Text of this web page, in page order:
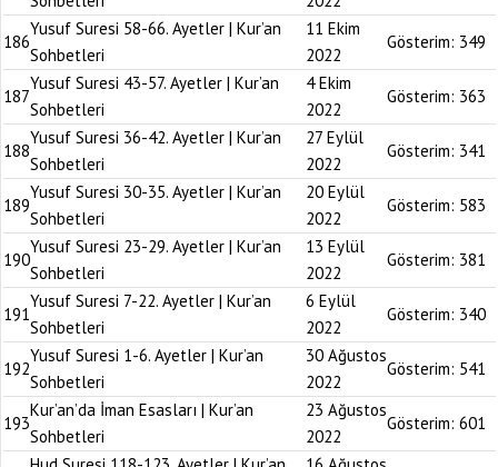
186
Yusuf Suresi 58-66. Ayetler | Kur’an
Sohbetleri
11 Ekim
2022
Gösterim: 349
187
Yusuf Suresi 43-57. Ayetler | Kur’an
Sohbetleri
4 Ekim
2022
Gösterim: 363
188
Yusuf Suresi 36-42. Ayetler | Kur’an
Sohbetleri
27 Eylül
2022
Gösterim: 341
189
Yusuf Suresi 30-35. Ayetler | Kur’an
Sohbetleri
20 Eylül
2022
Gösterim: 583
190
Yusuf Suresi 23-29. Ayetler | Kur’an
Sohbetleri
13 Eylül
2022
Gösterim: 381
191
Yusuf Suresi 7-22. Ayetler | Kur’an
Sohbetleri
6 Eylül
2022
Gösterim: 340
192
Yusuf Suresi 1-6. Ayetler | Kur’an
Sohbetleri
30 Ağustos
2022
Gösterim: 541
193
Kur’an’da İman Esasları | Kur’an
Sohbetleri
23 Ağustos
2022
Gösterim: 601